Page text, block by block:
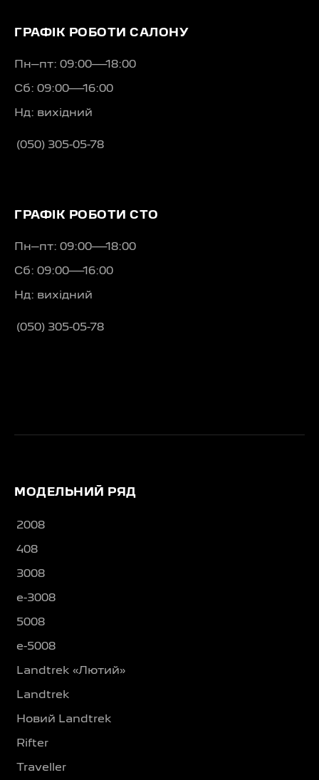
ГРАФІК РОБОТИ САЛОНУ
Пн–пт: 09:00—18:00
Сб: 09:00—16:00
Нд: вихідний
(050) 305-05-78
ГРАФІК РОБОТИ СТО
Пн–пт: 09:00—18:00
Сб: 09:00—16:00
Нд: вихідний
(050) 305-05-78
МОДЕЛЬНИЙ РЯД
2008
408
3008
e-3008
5008
e-5008
Landtrek «Лютий»
Landtrek
Новий Landtrek
Rifter
Traveller